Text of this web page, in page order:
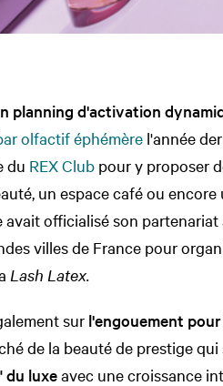
planning d'activation
olfactif éphémère l'année
du REX Club pour y proposer
un espace café ou
avait officialisé son partenariat
villes de France pour
Lash Latex.
sur l'engouement
de la beauté de prestige qui
du luxeavec une croissance